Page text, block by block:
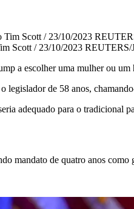
Scott / 23/10/2023 REUTERS/
a escolher uma mulher ou
legislador de 58 anos,
adequado para o tradicional
mandato de quatro anos